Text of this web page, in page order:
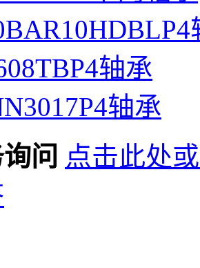
轴承
轴承
问 点击此处